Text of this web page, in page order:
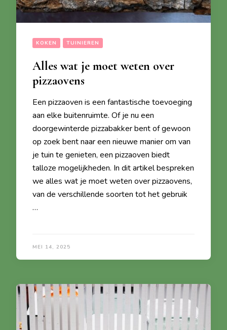
KOKEN TUINIEREN
Alles wat je moet weten over
pizzaovens
Een pizzaoven is een fantastische toevoeging
aan elke buitenruimte. Of je nu een
doorgewinterde pizzabakker bent of gewoon
op zoek bent naar een nieuwe manier om van
je tuin te genieten, een pizzaoven biedt
talloze mogelijkheden. In dit artikel bespreken
we alles wat je moet weten over pizzaovens,
van de verschillende soorten tot het gebruik
…
MEI 14, 2025